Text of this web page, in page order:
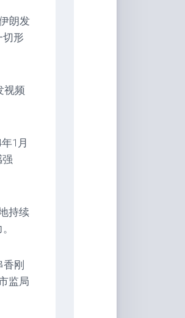
朗发
切形
视频
1月
持续
刚
监局